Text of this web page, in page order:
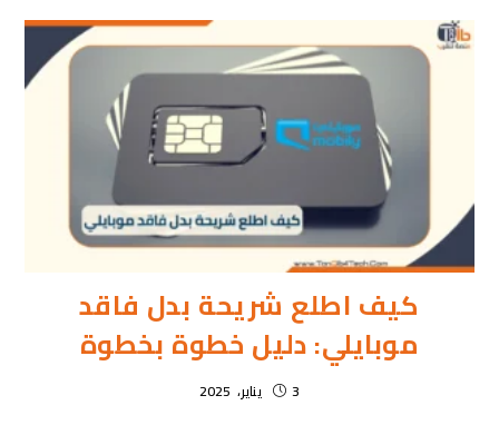
كيف اطلع شريحة بدل فاقد
موبايلي: دليل خطوة بخطوة
3 يناير، 2025